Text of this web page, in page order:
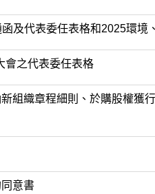
及代表委任表格和2025環
會之代表委任表格
組織章程細則、於購股權獲
意書